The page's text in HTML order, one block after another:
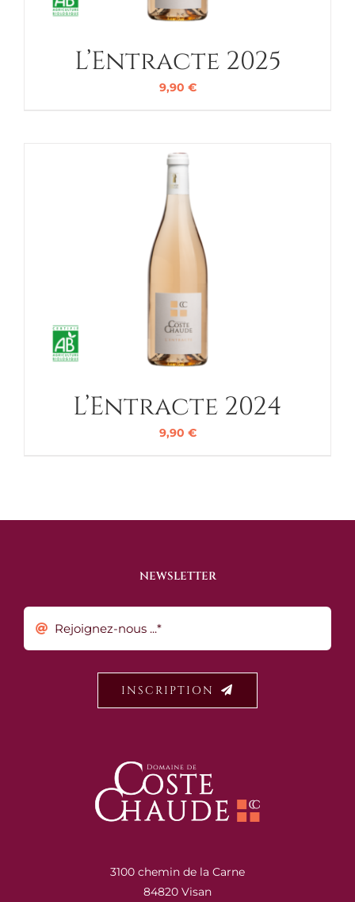
L’Entracte 2025
9,90 €
L’Entracte 2024
9,90 €
NEWSLETTER
INSCRIPTION
3100 chemin de la Carne
84820 Visan